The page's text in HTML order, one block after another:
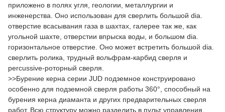
приложено в полях угля, геологии, металлургии и
инженерства. Оно использован для сверлить большой dia.
отверстие всасывания газа в шахтах, галерее так же, как
угольной шахте, отверстии впрыска воды, и большом dia.
горизонтальное отверстие. Оно может встретить большой dia.
сверлить ролика, трудный вольфрам-карбид сверля и
percussive-роторный сверля.
>>Бурение керна серии JUD подземное конструировано
особенно для подземной сверля работы 360°, способный на
бурения керна диаманта и других предварительных сверля
работ. Всю структуру можно разделить в пульт управления,